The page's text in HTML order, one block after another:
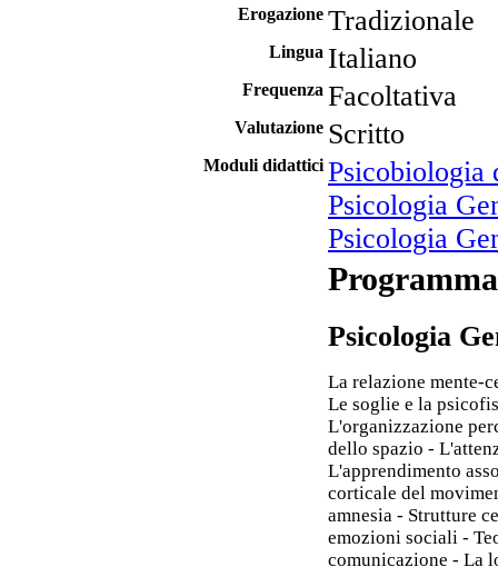
Erogazione Tradizionale
Lingua Italiano
Frequenza Facoltativa
Valutazione Scritto
Moduli didattici
Psicologia
Psicologia
Programma
Psicologia
La relazione mente-
Le soglie e la
L'organizzazione
dello spazio -
L'apprendimento
corticale del
amnesia - Strutture
emozioni sociali -
comunicazione - La